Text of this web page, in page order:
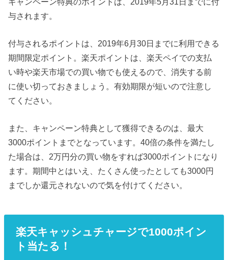
与されます。
付与されるポイントは、2019年6月30日までに利用できる
期間限定ポイント。楽天ポイントは、楽天ペイでの支払
い時や楽天市場での買い物でも使えるので、消失する前
に使い切っておきましょう。有効期限が短いので注意し
てください。
また、キャンペーン特典として獲得できるのは、最大
3000ポイントまでとなっています。40倍の条件を満たし
た場合は、2万円分の買い物をすれば3000ポイントになり
ます。期間中とはいえ、たくさん使ったとしても3000円
までしか還元されないので気を付けてください。
楽天キャッシュチャージで1000ポイン
ト当たる！